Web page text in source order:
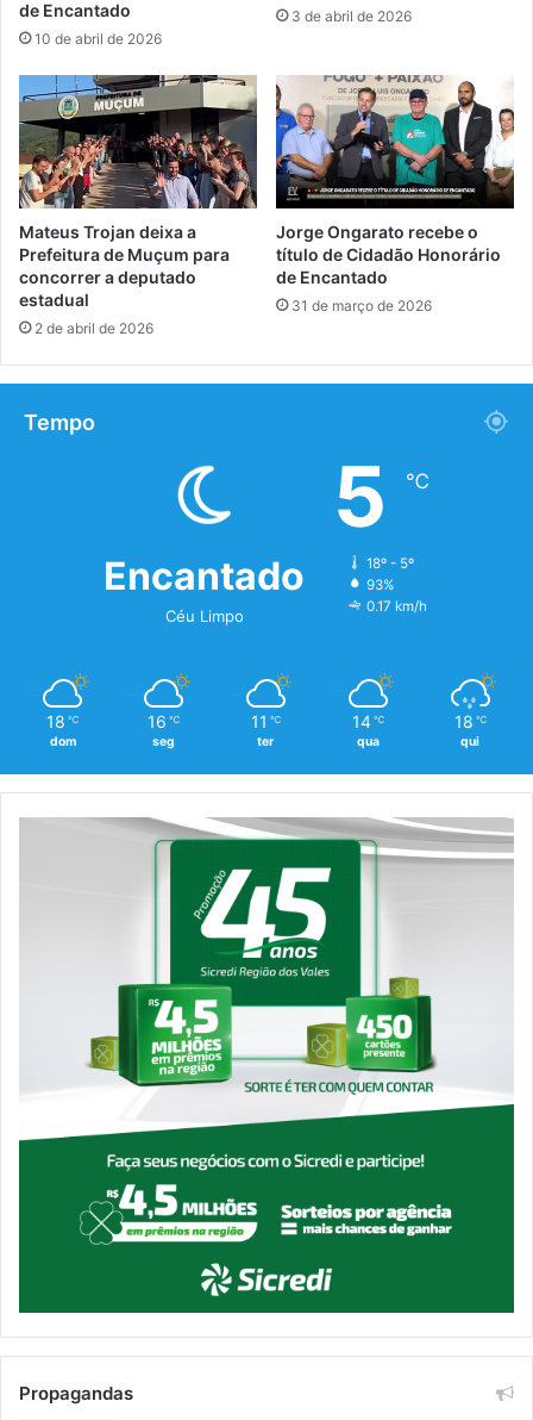
de Encantado
10 de abril de 2026
3 de abril de 2026
Mateus Trojan deixa a
Prefeitura de Muçum para
concorrer a deputado
estadual
2 de abril de 2026
Jorge Ongarato recebe o
título de Cidadão Honorário
de Encantado
31 de março de 2026
Tempo
Encantado
Céu Limpo
5 ℃
18º - 5º
93%
0.17 km/h
18 ℃
dom
16 ℃
seg
11 ℃
ter
14 ℃
qua
18 ℃
qui
Propagandas